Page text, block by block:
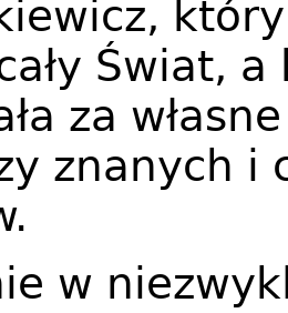
Świat,
za
znanych i
w